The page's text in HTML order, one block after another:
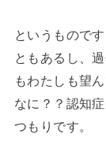
というもので
ともあるし、
もわたしも望
なに？？認知
つもりです。